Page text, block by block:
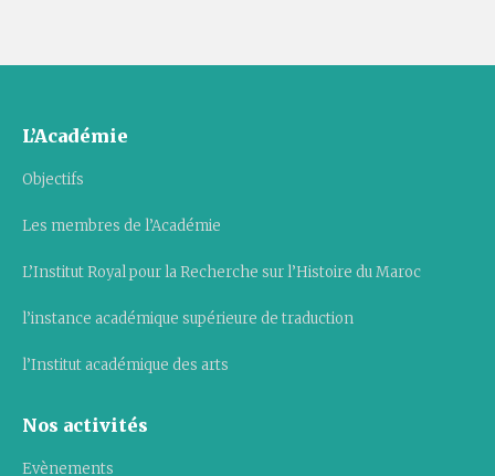
L’Académie
Objectifs
Les membres de l’Académie
L’Institut Royal pour la Recherche sur l’Histoire du Maroc
l’instance académique supérieure de traduction
l’Institut académique des arts
Nos activités
Evènements